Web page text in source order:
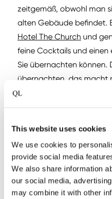
This website uses cookies
We use cookies to
provide social media
We also share information
our social media,
may combine it with other
zeitgemäß, obwohl man
alten Gebäude befindet.
Hotel The Church und
feine Cocktails und
Sie übernachten können.
übernachten, das macht
jeden Tag!
Entdecken Sie